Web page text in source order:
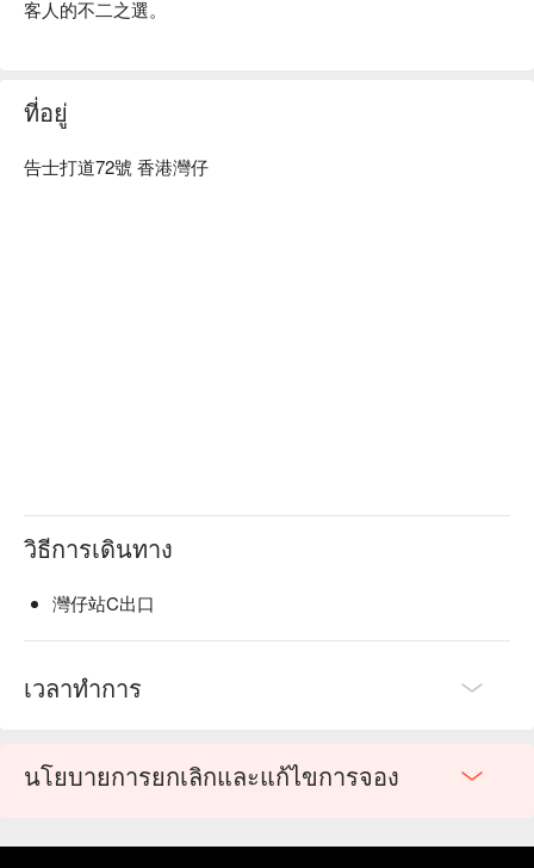
客人的不二之選。
ที่อยู่
告士打道72號 香港灣仔
วิธีการเดินทาง
灣仔站C出口
เวลาทำการ
นโยบายการยกเลิกและแก้ไขการจอง